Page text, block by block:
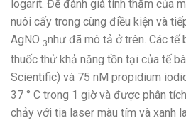
logarit. Để đánh giá tính thấm của
nuôi cấy trong cùng điều kiện và
AgNO 3như đã mô tả ở trên. Các tế
thuốc thử khả năng tồn tại của tế
Scientific) và 75 nM propidium
37 ° C trong 1 giờ và được phân
chảy với tia laser màu tím và xanh